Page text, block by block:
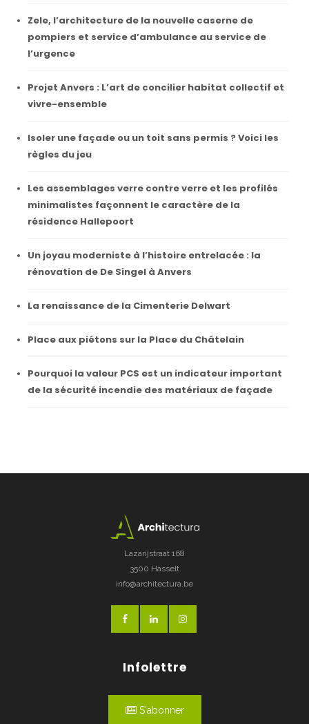
Zele, l’architecture de la nouvelle caserne de
pompiers et service d’ambulance au service de
l’urgence
Projet Anvers : L’art de concilier habitat collectif et
vivre-ensemble
Isoler une façade ou un toit sans permis ? Voici les
règles du jeu
Les assemblages verre contre verre et les profilés
minimalistes façonnent le caractère de la
résidence Hallepoort
Un joyau moderniste à l’histoire entrelacée : la
rénovation de De Singel à Anvers
La renaissance de la Cimenterie Delwart
Place aux piétons sur la Place du Châtelain
Pourquoi la valeur PCS est un indicateur important
de la sécurité incendie des matériaux de façade
Lazarijstraat 168
3500 Hasselt
info@architectura.be
Infolettre
S'abonner